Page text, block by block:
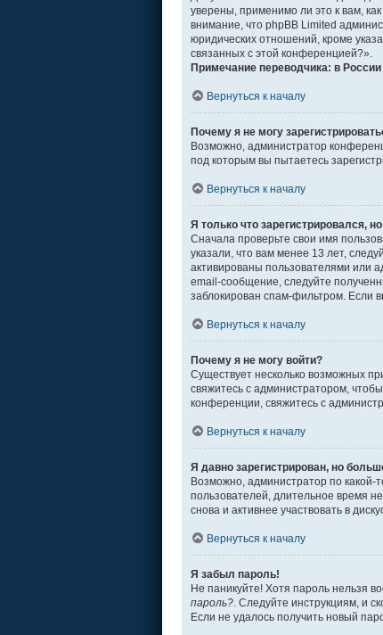
уверены, применимо ли это к вам,
внимание, что phpBB Limited
юридических отношений, кроме
связанных с этой конференцией?».
Примечание переводчика: в
Вернуться к началу
Почему я не могу
Возможно, администратор
под которым вы пытаетесь
Вернуться к началу
Я только что зарегистрировался,
Сначала проверьте свои имя
указали, что вам менее 13 лет,
активированы пользователями или
email-сообщение, следуйте
заблокирован спам-фильтром. Если
Вернуться к началу
Почему я не могу войти?
Существует несколько возможных
свяжитесь с администратором,
конференции, свяжитесь с
Вернуться к началу
Я давно зарегистрирован, но
Возможно, администратор по какой-
пользователей, длительное время
снова и активнее участвовать в
Вернуться к началу
Я забыл пароль!
Не паникуйте! Хотя пароль нельзя
пароль?. Следуйте инструкциям, и
Если не удалось получить новый